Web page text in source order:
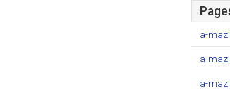
a-
a-
a-